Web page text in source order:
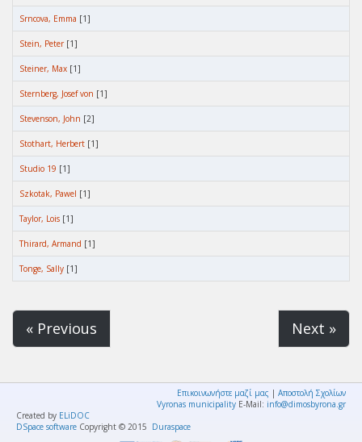
Srncova, Emma [1]
Stein, Peter[1]
Steiner, Max [1]
Sternberg, Josef von [1]
Stevenson, John [2]
Stothart, Herbert [1]
Studio 19 [1]
Szkotak, Pawel [1]
Taylor, Lois [1]
Thirard, Armand [1]
Tonge, Sally [1]
« Previous Next »
Επικοινωνήστε μαζί μας | Αποστολή Σχολίων
Vyronas municipality E-Mail: info@dimosbyrona.gr
Created by ELiDOC
DSpace software Copyright © 2015 Duraspace